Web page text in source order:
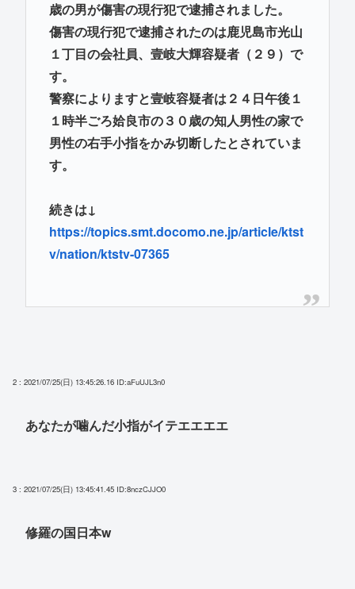
歳の男が傷害の現行犯で逮捕されました。
傷害の現行犯で逮捕されたのは鹿児島市光山
１丁目の会社員、壹岐大輝容疑者（２９）で
す。
警察によりますと壹岐容疑者は２４日午後１
１時半ごろ姶良市の３０歳の知人男性の家で
男性の右手小指をかみ切断したとされていま
す。
続きは↓
https://topics.smt.docomo.ne.jp/article/ktst
v/nation/ktstv-07365
2 : 2021/07/25(日) 13:45:26.16 ID:aFuUJL3n0
あなたが噛んだ小指がイテエエエエ
3 : 2021/07/25(日) 13:45:41.45 ID:8nczCJJO0
修羅の国日本w